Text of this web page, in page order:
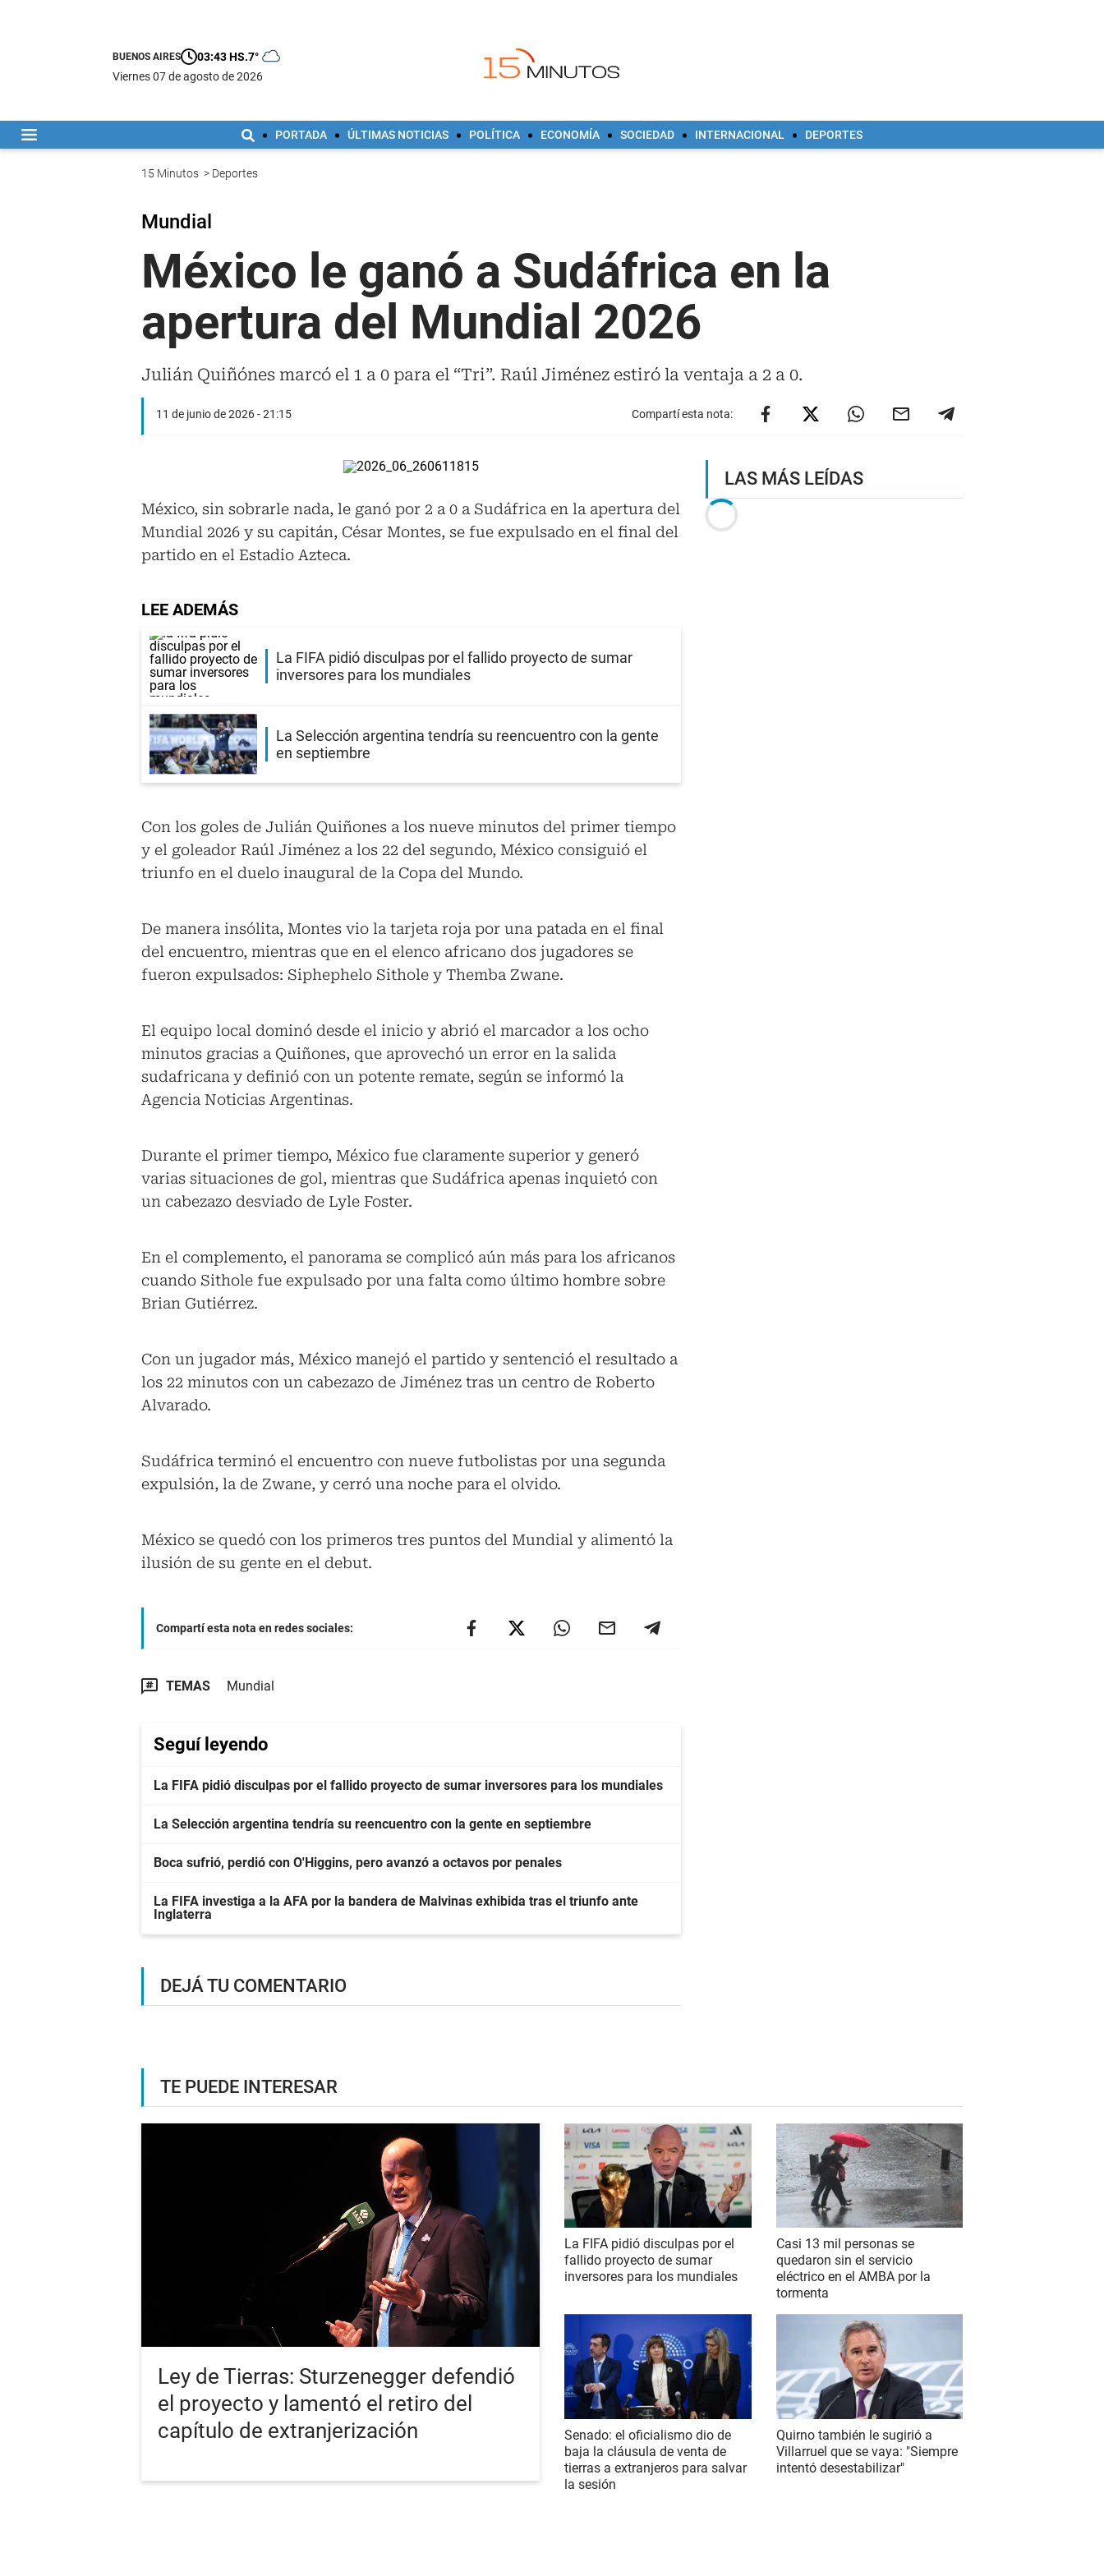
BUENOS AIRES 03:43 HS.7°
viernes 07 de agosto de 2026
PORTADA ÚLTIMAS NOTICIAS POLÍTICA ECONOMÍA SOCIEDAD INTERNACIONAL DEPORTES
15 Minutos > Deportes
Mundial
México le ganó a Sudáfrica en la
apertura del Mundial 2026
Julián Quiñónes marcó el 1 a 0 para el “Tri”. Raúl Jiménez estiró la ventaja a 2 a 0.
11 de junio de 2026 - 21:15 Compartí esta nota:
México, sin sobrarle nada, le ganó por 2 a 0 a Sudáfrica en la apertura del
Mundial 2026 y su capitán, César Montes, se fue expulsado en el final del
partido en el Estadio Azteca.
LEE ADEMÁS
La FIFA pidió disculpas por el fallido proyecto de sumar
inversores para los mundiales
La Selección argentina tendría su reencuentro con la gente
en septiembre
Con los goles de Julián Quiñones a los nueve minutos del primer tiempo
y el goleador Raúl Jiménez a los 22 del segundo, México consiguió el
triunfo en el duelo inaugural de la Copa del Mundo.
De manera insólita, Montes vio la tarjeta roja por una patada en el final
del encuentro, mientras que en el elenco africano dos jugadores se
fueron expulsados: Siphephelo Sithole y Themba Zwane.
El equipo local dominó desde el inicio y abrió el marcador a los ocho
minutos gracias a Quiñones, que aprovechó un error en la salida
sudafricana y definió con un potente remate, según se informó la
Agencia Noticias Argentinas.
Durante el primer tiempo, México fue claramente superior y generó
varias situaciones de gol, mientras que Sudáfrica apenas inquietó con
un cabezazo desviado de Lyle Foster.
En el complemento, el panorama se complicó aún más para los africanos
cuando Sithole fue expulsado por una falta como último hombre sobre
Brian Gutiérrez.
Con un jugador más, México manejó el partido y sentenció el resultado a
los 22 minutos con un cabezazo de Jiménez tras un centro de Roberto
Alvarado.
Sudáfrica terminó el encuentro con nueve futbolistas por una segunda
expulsión, la de Zwane, y cerró una noche para el olvido.
México se quedó con los primeros tres puntos del Mundial y alimentó la
ilusión de su gente en el debut.
Compartí esta nota en redes sociales:
TEMAS Mundial
Seguí leyendo
La FIFA pidió disculpas por el fallido proyecto de sumar inversores para los mundiales
La Selección argentina tendría su reencuentro con la gente en septiembre
Boca sufrió, perdió con O'Higgins, pero avanzó a octavos por penales
La FIFA investiga a la AFA por la bandera de Malvinas exhibida tras el triunfo ante
Inglaterra
DEJÁ TU COMENTARIO
LAS MÁS LEÍDAS
TE PUEDE INTERESAR
Ley de Tierras: Sturzenegger defendió
el proyecto y lamentó el retiro del
capítulo de extranjerización
La FIFA pidió disculpas por el
fallido proyecto de sumar
inversores para los mundiales
Casi 13 mil personas se
quedaron sin el servicio
eléctrico en el AMBA por la
tormenta
Senado: el oficialismo dio de
baja la cláusula de venta de
tierras a extranjeros para salvar
la sesión
Quirno también le sugirió a
Villarruel que se vaya: "Siempre
intentó desestabilizar"